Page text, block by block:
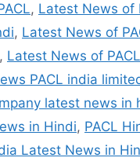
, Latest News of
, Latest News of
, Latest News of
PACL india
latest news in
in Hindi, PACL
Latest News in